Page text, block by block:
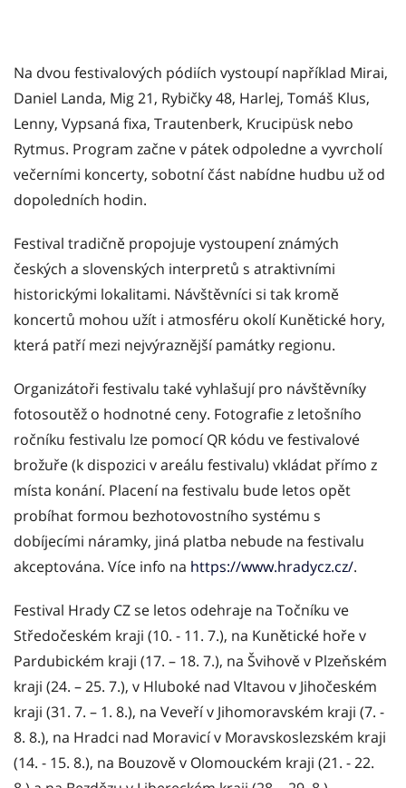
Na dvou festivalových pódiích vystoupí například Mirai,
Daniel Landa, Mig 21, Rybičky 48, Harlej, Tomáš Klus,
Lenny, Vypsaná fixa, Trautenberk, Krucipüsk nebo
Rytmus. Program začne v pátek odpoledne a vyvrcholí
večerními koncerty, sobotní část nabídne hudbu už od
dopoledních hodin.
Festival tradičně propojuje vystoupení známých
českých a slovenských interpretů s atraktivními
historickými lokalitami. Návštěvníci si tak kromě
koncertů mohou užít i atmosféru okolí Kunětické hory,
která patří mezi nejvýraznější památky regionu.
Organizátoři festivalu také vyhlašují pro návštěvníky
fotosoutěž o hodnotné ceny. Fotografie z letošního
ročníku festivalu lze pomocí QR kódu ve festivalové
brožuře (k dispozici v areálu festivalu) vkládat přímo z
místa konání. Placení na festivalu bude letos opět
probíhat formou bezhotovostního systému s
dobíjecími náramky, jiná platba nebude na festivalu
akceptována. Více info na https://www.hradycz.cz/.
Festival Hrady CZ se letos odehraje na Točníku ve
Středočeském kraji (10. - 11. 7.), na Kunětické hoře v
Pardubickém kraji (17. – 18. 7.), na Švihově v Plzeňském
kraji (24. – 25. 7.), v Hluboké nad Vltavou v Jihočeském
kraji (31. 7. – 1. 8.), na Veveří v Jihomoravském kraji (7. -
8. 8.), na Hradci nad Moravicí v Moravskoslezském kraji
(14. - 15. 8.), na Bouzově v Olomouckém kraji (21. - 22.